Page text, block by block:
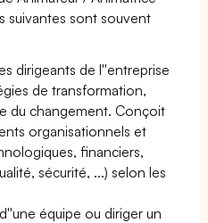
suivantes sont souvent
dirigeants de l''entreprise
de transformation,
du changement. Conçoit
organisationnels et
financiers,
sécurité, ...) selon les
équipe ou diriger un